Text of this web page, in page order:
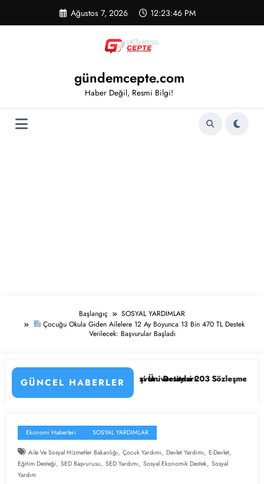
Ağustos 7, 2026 12:23:47 PM
gündemcepte.com
Haber Değil, Resmi Bilgi!
Başlangıç
SOSYAL YARDIMLAR
Çocuğu Okula Giden Ailelere 12 Ay Boyunca 13 Bin 470 TL Destek
Verilecek: Başvurular Başladı
GÜNCEL HABERLER
ve Başvuru Detayları
Osmangazi Üniversitesi 203 Sözleşmeli Personel Alımı Başladı!
Ekonomi Haberleri SOSYAL YARDIMLAR
Aile Ve Sosyal Hizmetler Bakanlığı, Çocuk Yardımı, Devlet Yardımı, E-Devlet,
Eğitim Desteği, SED Başvurusu, SED Yardımı, Sosyal Ekonomik Destek, Sosyal
Yardım